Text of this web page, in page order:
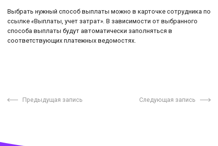
Выбрать нужный способ выплаты можно в карточке сотрудника по
ссылке «Выплаты, учет затрат» В зависимости от выбранного
способа выплаты будут автоматически заполняться в
соответствующих платежных ведомостях.
Предыдущая запись Следующая запись